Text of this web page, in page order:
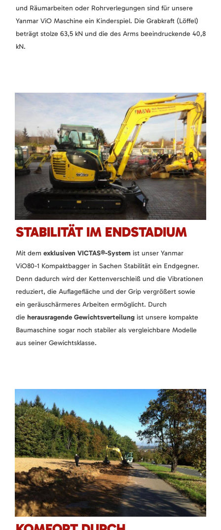
und Räumarbeiten oder Rohrverlegungen sind für unsere
Yanmar ViO Maschine ein Kinderspiel. Die Grabkraft (Löffel)
beträgt stolze 63,5 kN und die des Arms beeindruckende 40,8
kN.
STABILITÄT IM ENDSTADIUM
Mit dem exklusiven VICTAS®-System ist unser Yanmar
ViO80-1 Kompaktbagger in Sachen Stabilität ein Endgegner.
Denn dadurch wird der Kettenverschleiß und die Vibrationen
reduziert, die Auflagefläche und der Grip vergrößert sowie
ein geräuschärmeres Arbeiten ermöglicht. Durch
die herausragende Gewichtsverteilung ist unsere kompakte
Baumaschine sogar noch stabiler als vergleichbare Modelle
aus seiner Gewichtsklasse.